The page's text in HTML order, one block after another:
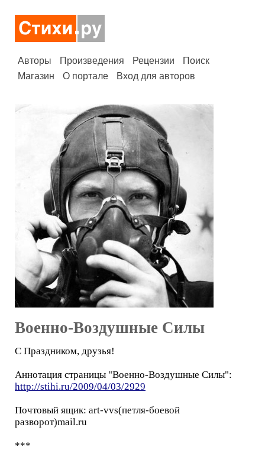
Авторы Произведения Рецензии
Поиск
Магазин
О портале Вход для авторов
Военно-Воздушные Силы
С Праздником, друзья!
Аннотация страницы "Военно-Воздушные Силы":
http://stihi.ru/2009/04/03/2929
Почтовый ящик: art-vvs(петля-боевой
разворот)mail.ru
***